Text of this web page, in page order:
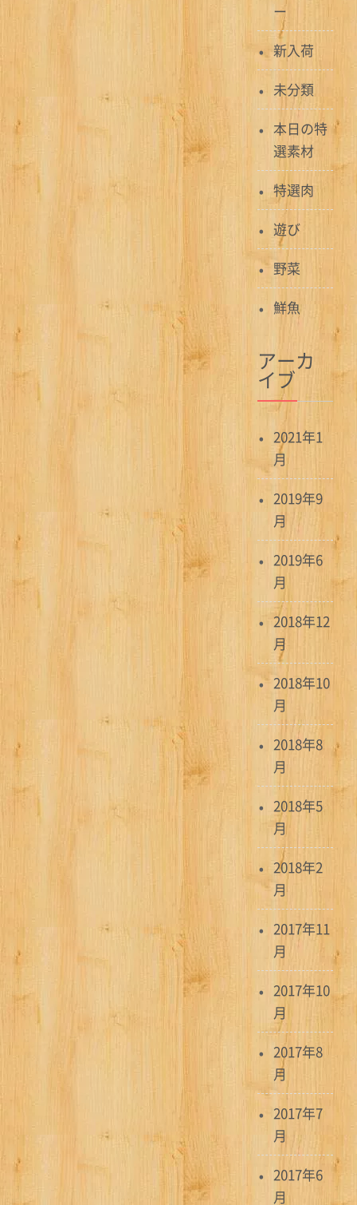
ー
新入荷
未分類
本日の特
選素材
特選肉
遊び
野菜
鮮魚
アーカ
イブ
2021年1
月
2019年9
月
2019年6
月
2018年12
月
2018年10
月
2018年8
月
2018年5
月
2018年2
月
2017年11
月
2017年10
月
2017年8
月
2017年7
月
2017年6
月